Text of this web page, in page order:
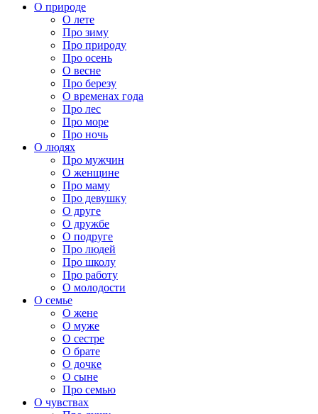
О природе
О лете
Про зиму
Про природу
Про осень
О весне
Про березу
О временах года
Про лес
Про море
Про ночь
О людях
Про мужчин
О женщине
Про маму
Про девушку
О друге
О дружбе
О подруге
Про людей
Про школу
Про работу
О молодости
О семье
О жене
О муже
О сестре
О брате
О дочке
О сыне
Про семью
О чувствах